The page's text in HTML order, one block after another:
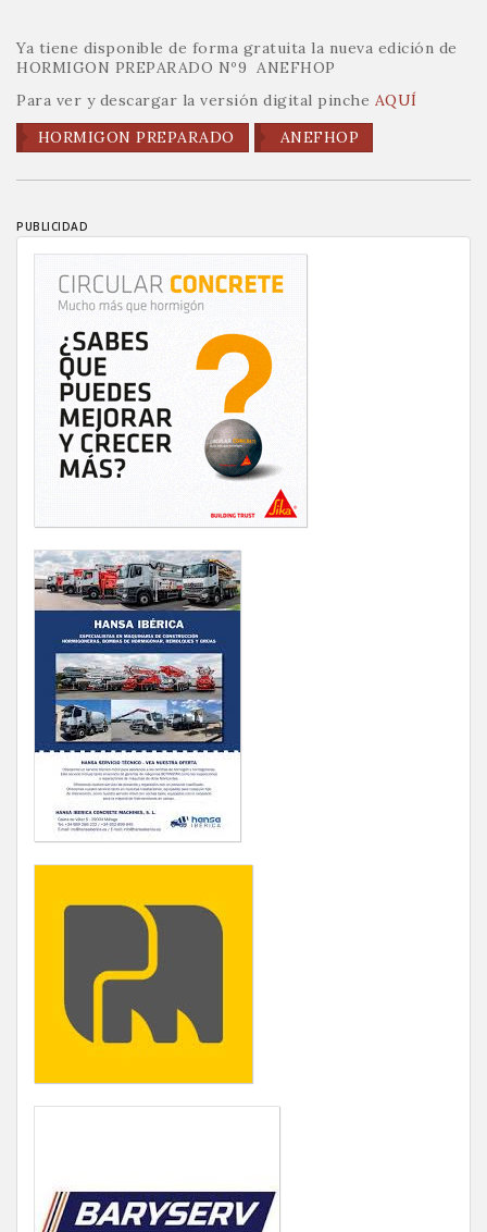
Ya tiene disponible de forma gratuita la nueva edición de
HORMIGON PREPARADO Nº9 ANEFHOP
Para ver y descargar la versión digital pinche AQUÍ
HORMIGON PREPARADO
ANEFHOP
PUBLICIDAD